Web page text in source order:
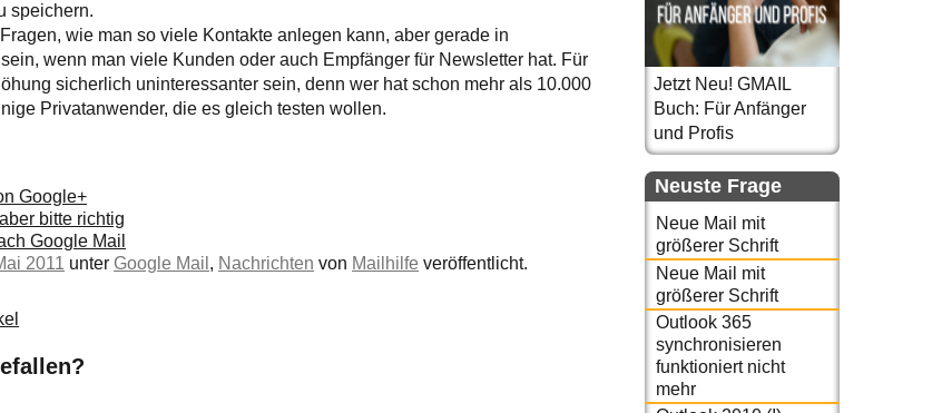
speichern.
wie man so viele Kontakte anlegen kann, aber gerade in
wenn man viele Kunden oder auch Empfänger für Newsletter hat. Für
sicherlich uninteressanter sein, denn wer hat schon mehr als 10.000
Privatanwender, die es gleich testen wollen.
Google+
bitte richtig
Google Mail
2011 unter Google Mail , Nachrichten von Mailhilfe veröffentlicht.
Jetzt Neu! GMAIL
Buch: Für Anfänger
und Profis
Neuste Frage
Neue Mail mit
größerer Schrift
Neue Mail mit
größerer Schrift
Outlook 365
synchronisieren
funktioniert nicht
mehr